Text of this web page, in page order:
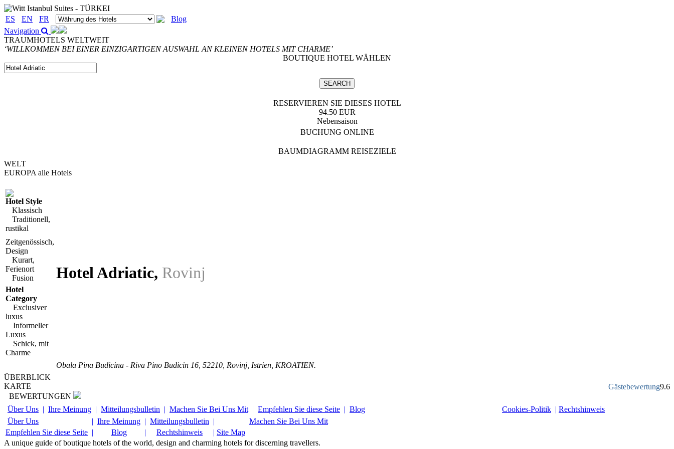
ES EN FR
Blog
Navigation
TRAUMHOTELS WELTWEIT
‘WILLKOMMEN BEI EINER EINZIGARTIGEN AUSWAHL AN KLEINEN HOTELS MIT CHARME’
BOUTIQUE HOTEL WÄHLEN
RESERVIEREN SIE DIESES HOTEL
94.50 EUR
Nebensaison
BUCHUNG ONLINE
BAUMDIAGRAMM REISEZIELE
WELT
EUROPA alle Hotels
Hotel Style
Klassisch
Traditionell,
rustikal
Zeitgenössisch,
Design
Kurart,
Ferienort
Fusion
Hotel
Category
Exclusiver
luxus
Informeller
Luxus
Schick, mit
Charme
Hotel Adriatic, Rovinj
Obala Pina Budicina - Riva Pino Budicin 16 52210 , Rovinj, Istrien KROATIEN.
Gästebewertung9.6
ÜBERBLICK
KARTE
BEWERTUNGEN
Über Uns | Ihre Meinung | Mitteilungsbulletin | Machen Sie Bei Uns Mit | Empfehlen Sie diese Seite | Blog Cookies-Politik | Rechtshinweis
Über Uns
| Ihre Meinung | Mitteilungsbulletin |
Machen Sie Bei Uns Mit
Empfehlen Sie diese Seite | Blog | Rechtshinweis | Site Map
A unique guide of boutique hotels of the world, design and charming hotels for discerning travellers.